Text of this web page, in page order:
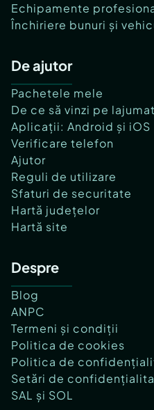
Echipamente
Închiriere bunuri și
De ajutor
Pachetele mele
De ce să vinzi pe
Aplicații: Android și iOS
Verificare telefon
Ajutor
Reguli de utilizare
Sfaturi de securitate
Hartă județelor
Hartă site
Despre
Blog
ANPC
Termeni și condiții
Politica de cookies
Politica de
Setări de
SAL și SOL